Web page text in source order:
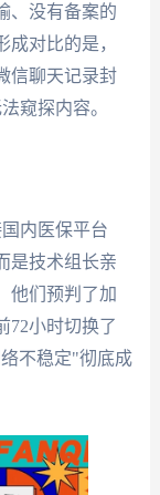
、没有备案的
对比的是，
信聊天记录封
窥探内容。
内医保平台
是技术组长亲
他们预判了加
72小时切换了
不稳定"彻底成